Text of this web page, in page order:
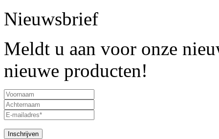
Nieuwsbrief
Meldt u aan voor onze
nieuwe producten!